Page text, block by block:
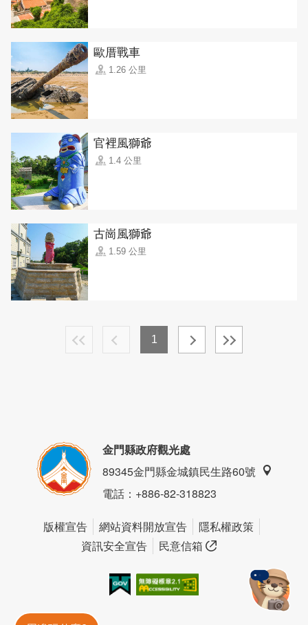
歐厝戰車
1.26 公里
官裡風獅爺
1.4 公里
古崗風獅爺
1.59 公里
1
金門縣政府觀光處
89345金門縣金城鎮民生路60號
電話：+886-82-318823
版權宣告 網站資料開放宣告
隱私權政策
資訊安全宣告
民意信箱